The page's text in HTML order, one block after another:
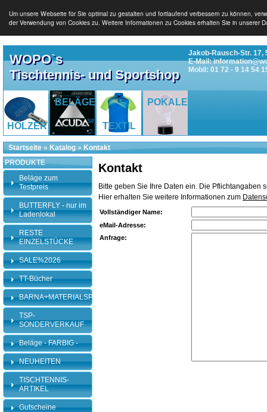
Um unsere Webseite für Sie optimal zu gestalten und fortlaufend verbessern zu können,
der Verwendung von Cookies zu. Weitere Informationen zu Cookies erhalten Sie in unserer
WOPO`s
Tischtennis- und Sportshop
Jakob-Rausch-Str. 17,
E-Mail:
Mobil: 01 72 - 9 14 54
HÖLZER
BELÄGE
TEXTIL
POKALE
Startseite » Katalog » Kontakt
Kontakt
Bitte geben Sie Ihre Daten ein. Die Pflichtangaben
Hier erhalten Sie weitere Informationen zum
Vollständiger Name:
eMail-Adresse:
Anfrage:
PRODUKTE
Beläge zum
Testpreis
BUTTERFLY - nur im
Ladenlokal
RESTE
EINZELSTÜCKE
SALE%2026
TT-Bücher
BARNA+MATERIALSPEZI
TSP-
SONDERVERKAUF
Beläge - FARBIG -
NEUHEITEN
TISCHTENNIS-
ARTIKEL
Gutscheine